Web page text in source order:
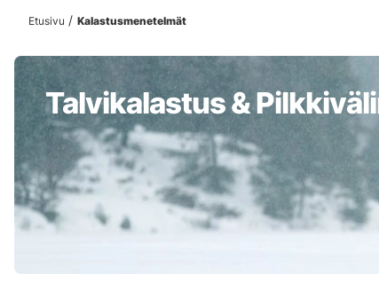
Etusivu Kalastusmenetelmät
Talvikalastus &